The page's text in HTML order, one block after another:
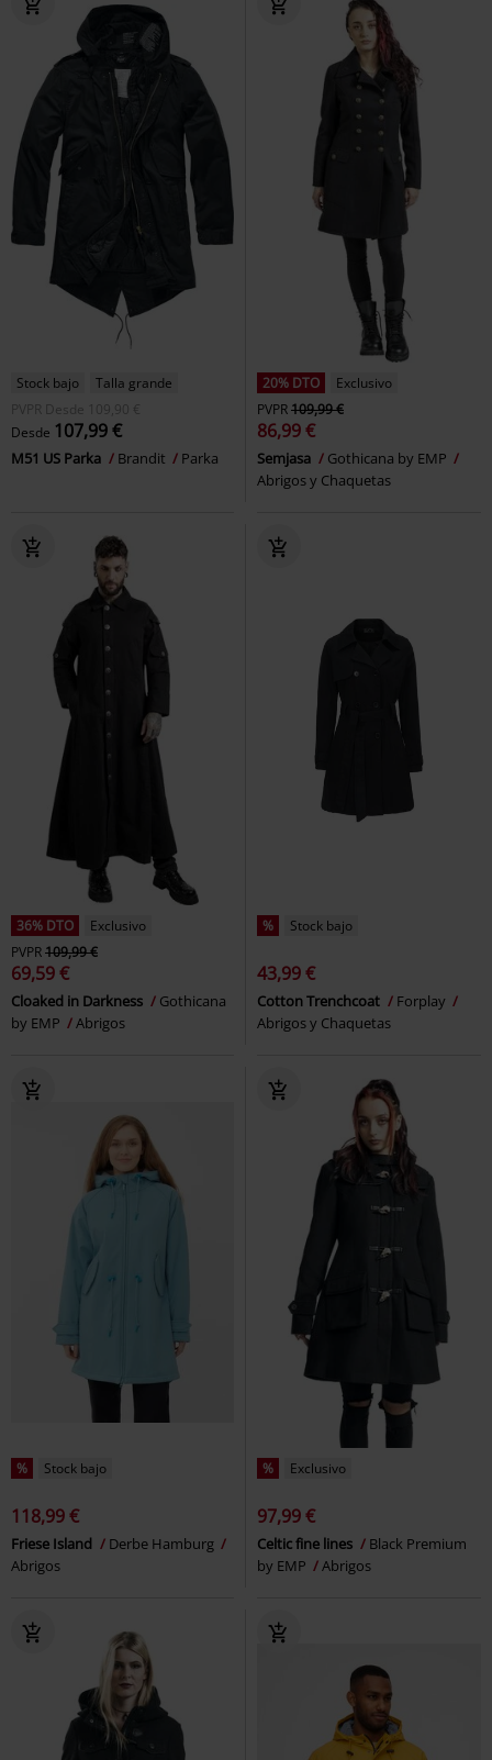
Stock bajo
Talla grande
PVPR
Desde 109,90 €
Desde 107,99 €
M51 US Parka Brandit Parka
20% DTO
Exclusivo
PVPR109,99 €
86,99 €
Semjasa
Gothicana by EMP
Abrigos y Chaquetas
36% DTO
Exclusivo
PVPR109,99 €
69,59 €
Cloaked in Darkness
Gothicana
by EMP
Abrigos
% Stock bajo
43,99 €
Cotton Trenchcoat
Forplay
Abrigos y Chaquetas
% Stock bajo
118,99 €
Friese Island
Derbe Hamburg
Abrigos
% Exclusivo
97,99 €
Celtic fine lines
Black Premium
by EMP
Abrigos